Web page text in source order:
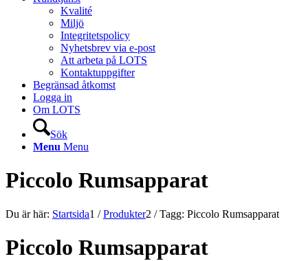
Kvalité
Miljö
Integritetspolicy
Nyhetsbrev via e-post
Att arbeta på LOTS
Kontaktuppgifter
Begränsad åtkomst
Logga in
Om LOTS
Sök
Menu Menu
Piccolo Rumsapparat
Du är här: Startsida1 / Produkter2 / Tagg: Piccolo Rumsapparat
Piccolo Rumsapparat